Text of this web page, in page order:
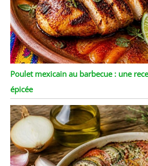
Poulet mexicain au barbecue : une
épicée